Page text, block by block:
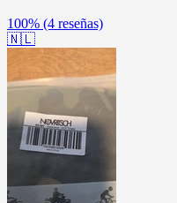
100% (4 reseñas)
🇳🇱